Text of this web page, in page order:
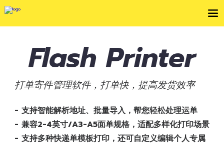
Flash Printer
打单寄件管理软件，打单快，提高发货效率
- 支持智能解析地址、批量导入，帮您轻松处理运单
- 兼容2-4英寸/A3-A5面单规格，适配多样化打印场景
- 支持多种快递单模板打印，还可自定义编辑个人专属